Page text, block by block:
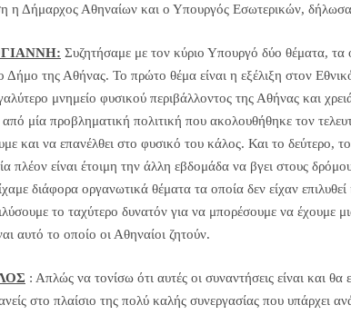
η Δήμαρχος Αθηναίων και ο Υπουργός Εσωτερικών,
Συζητήσαμε με τον κύριο Υπουργό δύο θέματα, τα
Δήμο της Αθήνας. Το πρώτο θέμα είναι η εξέλιξη στον
μνημείο φυσικού περιβάλλοντος της Αθήνας και
από μία προβληματική πολιτική που ακολουθήθηκε τον
και να επανέλθει στο φυσικό του κάλος. Και το δεύτερο,
πλέον είναι έτοιμη την άλλη εβδομάδα να βγει στους
διάφορα οργανωτικά θέματα τα οποία δεν είχαν
το ταχύτερο δυνατόν για να μπορέσουμε να έχουμε
αυτό το οποίο οι Αθηναίοι ζητούν.
: Απλώς να τονίσω ότι αυτές οι συναντήσεις είναι και θα
στο πλαίσιο της πολύ καλής συνεργασίας που υπάρχει